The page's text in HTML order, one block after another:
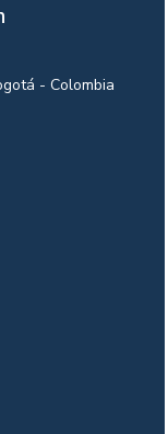
- Colombia